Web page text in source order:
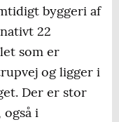
byggeri af
22
som er
og ligger i
Der er stor
i